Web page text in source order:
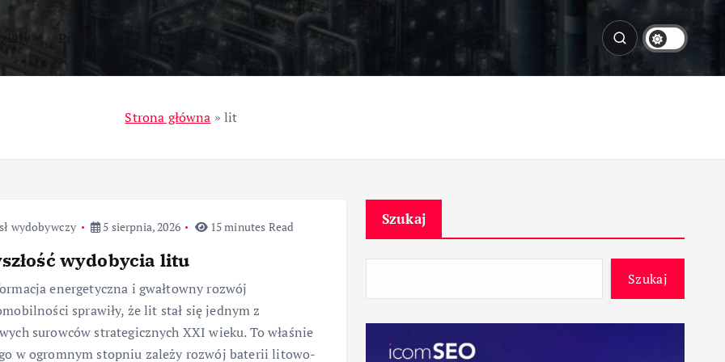
Przemysł
Strona główna »lit
wydobywczy 5 sierpnia, 2026 15 minutes Read
wydobycia litu
energetyczna i gwałtowny rozwój
sprawiły, że lit stał się jednym z
surowców strategicznych XXI wieku. To właśnie
w ogromnym stopniu zależy rozwój baterii litowo-
Szukaj
Szukaj